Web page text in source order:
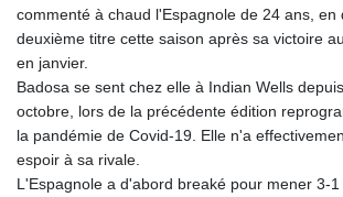
commenté à chaud l'Espagnole de 24 ans, en
deuxième titre cette saison après sa victoire
en janvier.
Badosa se sent chez elle à Indian Wells
octobre, lors de la précédente édition
la pandémie de Covid-19. Elle n'a
espoir à sa rivale.
L'Espagnole a d'abord breaké pour mener 3-